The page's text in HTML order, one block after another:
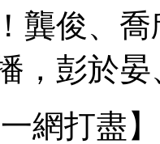
龔俊、
，彭於
網打盡】